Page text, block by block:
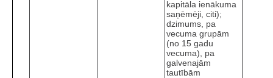
kapitāla ienākuma
saņēmēji, citi);
dzimums, pa
vecuma grupām
(no 15 gadu
vecuma), pa
galvenajām
tautībām